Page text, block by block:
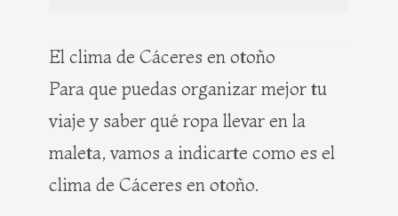
El clima de Cáceres en otoño
Para que puedas organizar mejor tu
viaje y saber qué ropa llevar en la
maleta, vamos a indicarte como es el
clima de Cáceres en otoño.